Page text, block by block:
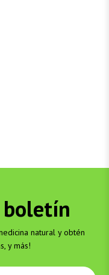
boletín
natural y obtén
y más!